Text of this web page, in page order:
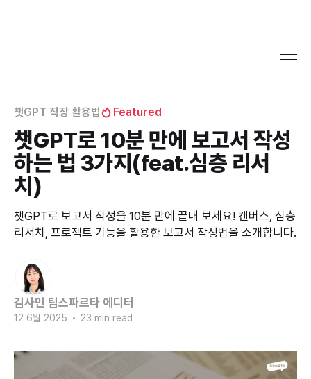
챗GPT 직장 활용법 Featured
챗GPT로 10분 만에 보고서 작성
하는 법 3가지(feat.심층 리서
치)
챗GPT로 보고서 작성을 10분 만에 끝내 보세요! 캔버스, 심층
리서치, 프로젝트 기능을 활용한 보고서 작성법을 소개합니다.
김사민 팀스파르타 에디터
12 6월 2025 • 23 min read